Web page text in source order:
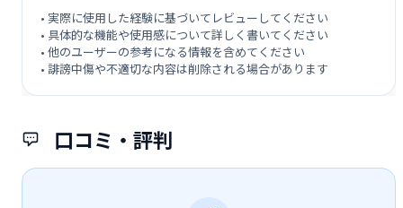
口コミ・評判
• 実際に使用した経験に基づいてレビューしてください
• 具体的な機能や使用感について詳しく書いてください
• 他のユーザーの参考になる情報を含めてください
• 誹謗中傷や不適切な内容は削除される場合があります